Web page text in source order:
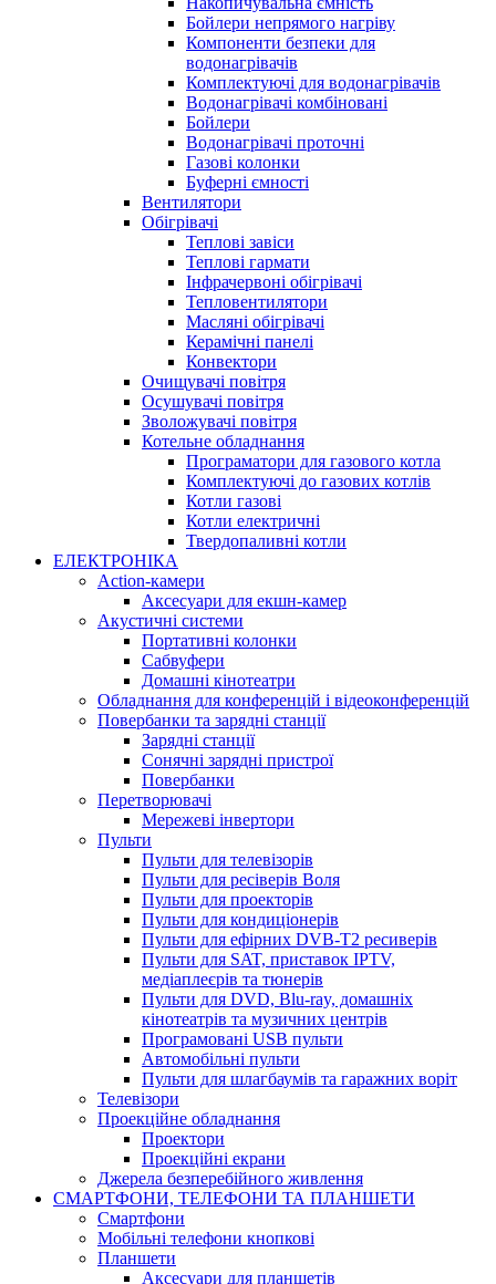
Бойлери непрямого нагріву
Компоненти безпеки для
водонагрівачів
Комплектуючі для водонагрівачів
Водонагрівачі комбіновані
Бойлери
Водонагрівачі проточні
Газові колонки
Буферні ємності
Вентилятори
Обігрівачі
Теплові завіси
Теплові гармати
Інфрачервоні обігрівачі
Тепловентилятори
Масляні обігрівачі
Керамічні панелі
Конвектори
Очищувачі повітря
Осушувачі повітря
Зволожувачі повітря
Котельне обладнання
Програматори для газового котла
Комплектуючі до газових котлів
Котли газові
Котли електричні
Твердопаливні котли
ЕЛЕКТРОНІКА
Action-камери
Аксесуари для екшн-камер
Акустичні системи
Портативні колонки
Сабвуфери
Домашні кінотеатри
Обладнання для конференцій і відеоконференцій
Повербанки та зарядні станції
Зарядні станції
Сонячні зарядні пристрої
Повербанки
Перетворювачі
Мережеві інвертори
Пульти
Пульти для телевізорів
Пульти для ресіверів Воля
Пульти для проекторів
Пульти для кондиціонерів
Пульти для ефірних DVB-T2 ресиверів
Пульти для SAT, приставок IPTV,
медіаплеєрів та тюнерів
Пульти для DVD, Blu-ray, домашніх
кінотеатрів та музичних центрів
Програмовані USB пульти
Автомобільні пульти
Пульти для шлагбаумів та гаражних воріт
Телевізори
Проекційне обладнання
Проектори
Проекційні екрани
Джерела безперебійного живлення
СМАРТФОНИ, ТЕЛЕФОНИ ТА ПЛАНШЕТИ
Смартфони
Мобільні телефони кнопкові
Планшети
Аксесуари для планшетів